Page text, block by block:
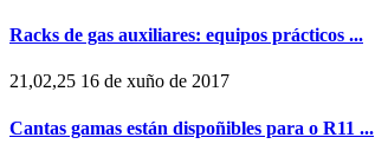
Racks de gas auxiliares: equipos prácticos ...
21,02,25 16 de xuño de 2017
Cantas gamas están dispoñibles para o R11 ...